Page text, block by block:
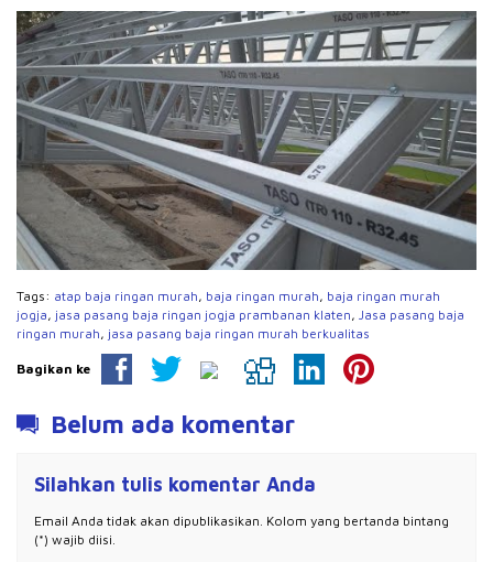
Tags: atap baja ringan murah, baja ringan murah, baja ringan murah
jogja, jasa pasang baja ringan jogja prambanan klaten, Jasa pasang baja
ringan murah, jasa pasang baja ringan murah berkualitas
Bagikan ke
Belum ada komentar
Silahkan tulis komentar Anda
Email Anda tidak akan dipublikasikan. Kolom yang bertanda bintang
(*) wajib diisi.